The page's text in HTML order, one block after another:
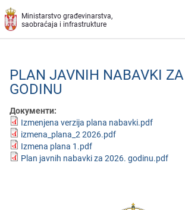
Preskoči na glavni deo sadržaja
Ministarstvo građevinarstva,
saobraćaja i infrastrukture
PLAN JAVNIH NABAVKI
GODINU
Документи:
Izmenjena verzija plana nabavki.pdf
izmena_plana_2 2026.pdf
Izmena plana 1.pdf
Plan javnih nabavki za 2026. godinu.pdf